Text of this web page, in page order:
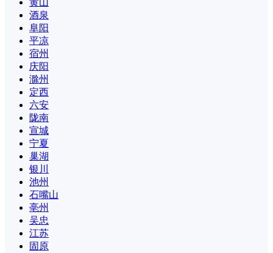
黄山
酒泉
阜阳
平凉
宿州
庆阳
滁州
定西
六安
陇南
宣城
宁夏
巢湖
银川
池州
石嘴山
亳州
吴忠
江苏
固原